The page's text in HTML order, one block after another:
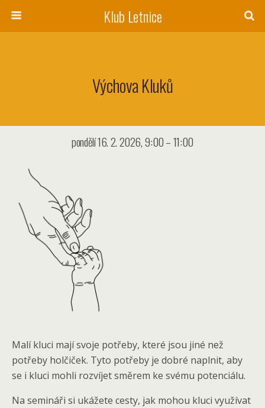
Klub Letnice
Výchova Kluků
pondělí 16. 2. 2026, 9:00 – 11:00
Malí kluci mají svoje potřeby, které jsou jiné než
potřeby holčiček. Tyto potřeby je dobré naplnit, aby
se i kluci mohli rozvíjet směrem ke svému potenciálu.
Na semináři si ukážete cesty, jak mohou kluci využívat